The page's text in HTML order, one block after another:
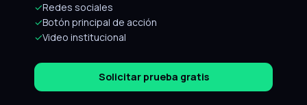
✓Redes sociales
✓Botón principal de acción
✓Video institucional
Solicitar prueba gratis